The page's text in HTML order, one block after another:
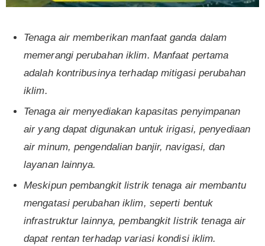
Tenaga air memberikan manfaat ganda dalam
memerangi perubahan iklim. Manfaat pertama
adalah kontribusinya terhadap mitigasi perubahan
iklim.
Tenaga air menyediakan kapasitas penyimpanan
air yang dapat digunakan untuk irigasi, penyediaan
air minum, pengendalian banjir, navigasi, dan
layanan lainnya.
Meskipun pembangkit listrik tenaga air membantu
mengatasi perubahan iklim, seperti bentuk
infrastruktur lainnya, pembangkit listrik tenaga air
dapat rentan terhadap variasi kondisi iklim.